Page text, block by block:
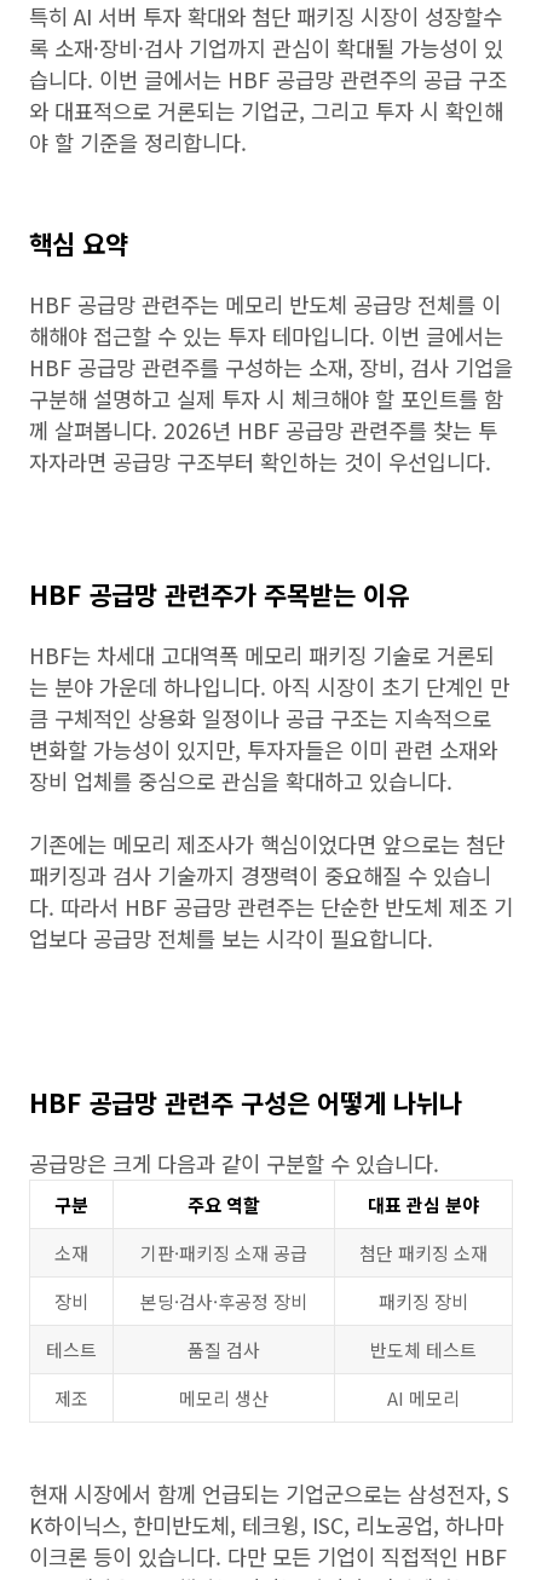
특히 AI 서버 투자 확대와 첨단 패키징 시장이 성장할수
록 소재·장비·검사 기업까지 관심이 확대될 가능성이 있
습니다. 이번 글에서는 HBF 공급망 관련주의 공급 구조
와 대표적으로 거론되는 기업군, 그리고 투자 시 확인해
야 할 기준을 정리합니다.
핵심 요약
HBF 공급망 관련주는 메모리 반도체 공급망 전체를 이
해해야 접근할 수 있는 투자 테마입니다. 이번 글에서는
HBF 공급망 관련주를 구성하는 소재, 장비, 검사 기업을
구분해 설명하고 실제 투자 시 체크해야 할 포인트를 함
께 살펴봅니다. 2026년 HBF 공급망 관련주를 찾는 투
자자라면 공급망 구조부터 확인하는 것이 우선입니다.
HBF 공급망 관련주가 주목받는 이유
HBF는 차세대 고대역폭 메모리 패키징 기술로 거론되
는 분야 가운데 하나입니다. 아직 시장이 초기 단계인 만
큼 구체적인 상용화 일정이나 공급 구조는 지속적으로
변화할 가능성이 있지만, 투자자들은 이미 관련 소재와
장비 업체를 중심으로 관심을 확대하고 있습니다.
기존에는 메모리 제조사가 핵심이었다면 앞으로는 첨단
패키징과 검사 기술까지 경쟁력이 중요해질 수 있습니
다. 따라서 HBF 공급망 관련주는 단순한 반도체 제조 기
업보다 공급망 전체를 보는 시각이 필요합니다.
HBF 공급망 관련주 구성은 어떻게 나뉘나
공급망은 크게 다음과 같이 구분할 수 있습니다.
구분 주요 역할
대표 관심 분야
소재
기판·패키징 소재 공급
첨단 패키징 소재
장비
본딩·검사·후공정 장비
패키징 장비
테스트
품질 검사
반도체 테스트
제조
메모리 생산 AI 메모리
현재 시장에서 함께 언급되는 기업군으로는 삼성전자, S
K하이닉스, 한미반도체, 테크윙, ISC, 리노공업, 하나마
이크론 등이 있습니다. 다만 모든 기업이 직접적인 HBF